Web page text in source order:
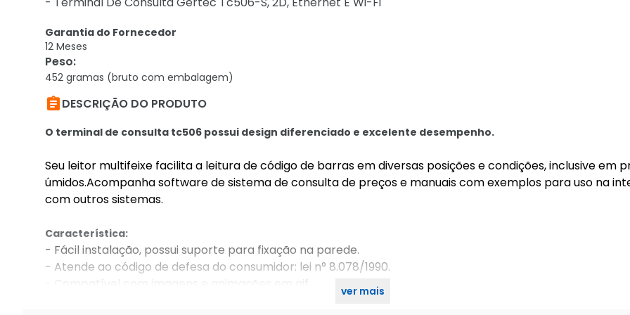
Garantia do Fornecedor
12 Meses
Peso:
452 gramas (bruto com embalagem)
DESCRIÇÃO DO PRODUTO
O terminal de consulta tc506 possui design diferenciado e excelente desempenho.
Seu leitor multifeixe facilita a leitura de código de barras em diversas posições e condições, inclusive em
úmidos.Acompanha software de sistema de consulta de preços e manuais com exemplos para uso na
com outros sistemas.
Característica:
- Fácil instalação, possui suporte para fixação na parede.
- Atende ao código de defesa do consumidor: lei n° 8.078/1990.
- Compatível com imagens e animações em gif.
ver mais